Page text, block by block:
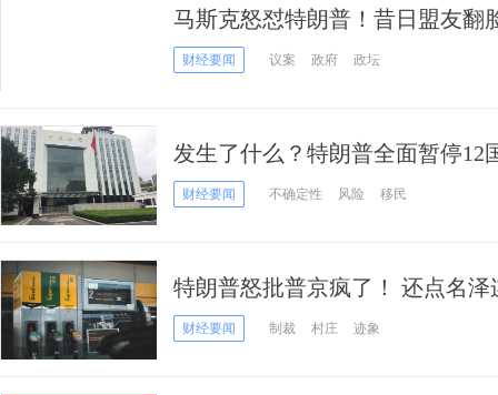
马斯克怒怼特朗普！昔日盟友翻
水战，特斯拉股价暴跌1500亿
财经要闻 议案 政府 政坛
发生了什么？特朗普全面暂停12
影响？
财经要闻 不确定性 风险 移民
特朗普怒批普京疯了！ 还点名
都在制造麻烦
财经要闻 制裁 村庄 迹象